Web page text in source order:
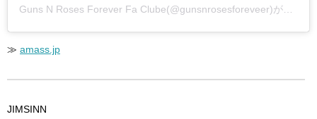
Guns N Roses Forever Fa Clube(@gunsnrosesforeveer)がシェアした投稿
≫ amass.jp
JIMSINN